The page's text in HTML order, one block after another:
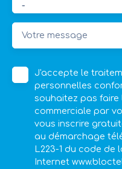
-
Votre message
J'accepte le
personnelles
souhaitez pas
commerciale par
vous inscrire
au démarchage
L223-1 du code de
Internet